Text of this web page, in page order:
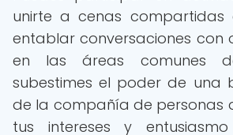
unirte a cenas compartidas
entablar conversaciones con
en las áreas comunes
subestimes el poder de una
de la compañía de personas
tus intereses y